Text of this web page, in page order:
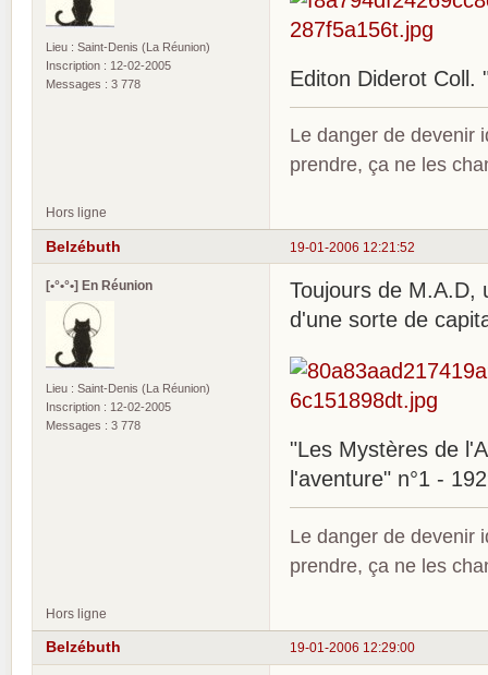
Lieu : Saint-Denis (La Réunion)
Inscription : 12-02-2005
Messages : 3 778
Editon Diderot Coll.
Le danger de devenir
prendre, ça ne les
Hors ligne
19-01-2006 12:21:52
Belzébuth
[•°•°•] En Réunion
Lieu : Saint-Denis (La Réunion)
Inscription : 12-02-2005
Messages : 3 778
Toujours de M.A.D,
d'une sorte de
"Les Mystères de
l'aventure" n°1 -
Le danger de devenir
prendre, ça ne les
Hors ligne
19-01-2006 12:29:00
Belzébuth